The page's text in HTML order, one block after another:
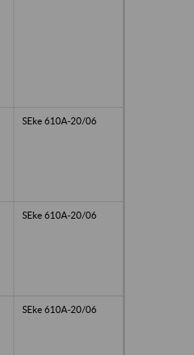
SEke 610A-20/06
SEke 610A-20/06
SEke 610A-20/06